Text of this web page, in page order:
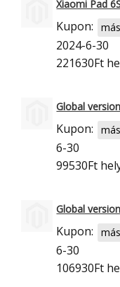
Xiaomi Pad
Kupon:
2024-6-30
221630Ft
Global
Kupon:
6-30
99530Ft
Global
Kupon:
6-30
106930Ft